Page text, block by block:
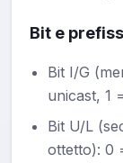
Bit e
Bit I/G
unicast, 1
Bit U/L
ottetto): 0